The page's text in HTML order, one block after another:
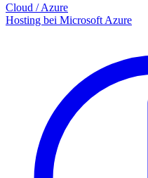
Cloud / Azure
Hosting bei Microsoft Azure